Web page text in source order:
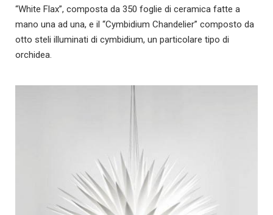
“White Flax”, composta da 350 foglie di ceramica fatte a
mano una ad una, e il “Cymbidium Chandelier” composto da
otto steli illuminati di cymbidium, un particolare tipo di
orchidea.